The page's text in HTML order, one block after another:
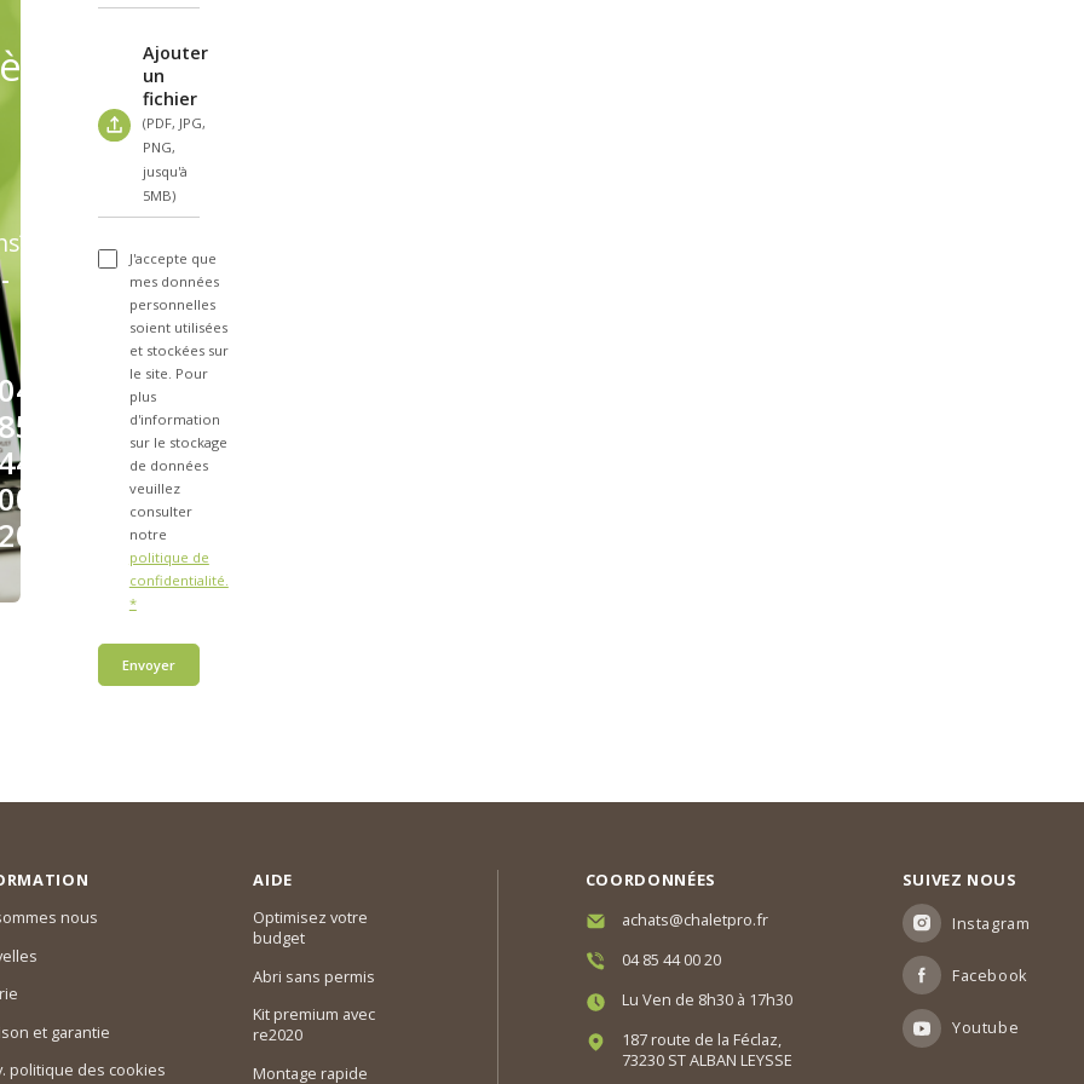
04
85
Ajouter
un
fichier
(PDF, JPG,
PNG,
jusqu'à
5MB)
J'accepte que
mes données
personnelles
soient utilisées
et stockées sur
le site. Pour
plus
d'information
sur le stockage
de données
veuillez
consulter
notre
politique de
confidentialité.
*
Envoyer
nous
et garantie
politique des cookies
AIDE
Optimisez votre
budget
Abri sans permis
Kit premium avec
re2020
Montage rapide
COORDONNÉES
achats@chaletpro.fr
04 85 44 00 20
Lu Ven de 8h30 à 17h30
187 route de la Féclaz,
73230 ST ALBAN LEYSSE
SUIVEZ NOUS
Instagram
Facebook
Youtube